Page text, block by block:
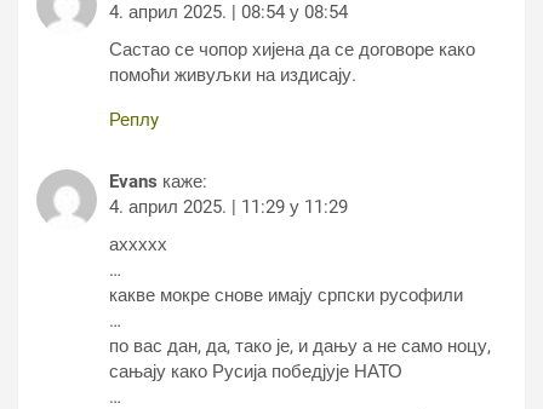
4. април 2025. | 08:54 у 08:54
Састао се чопор хијена да се договоре како
помоћи живуљки на издисају.
Реплy
Evans каже:
4. април 2025. | 11:29 у 11:29
аххххх
…
какве мокре снове имају српски русофили
…
по вас дан, да, тако је, и дању а не само ноцу,
сањају како Русија победјује НАТО
…